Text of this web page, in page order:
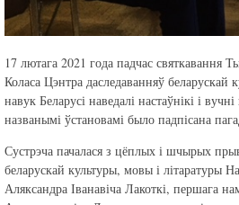
17 лютага 2021 года падчас святкавання
Коласа Цэнтра даследаванняў беларускай
навук Беларусі наведалі настаўнікі і
названымі ўстановамі было падпісана
Сустрэча пачалася з цёплых і шчырых
беларускай культуры, мовы і літаратуры
Аляксандра Іванавіча Лакоткі, першага